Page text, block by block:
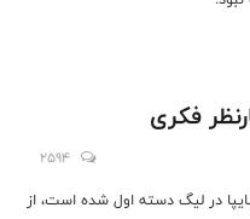
فکری
2594
در لیگ دسته اول شده است، از